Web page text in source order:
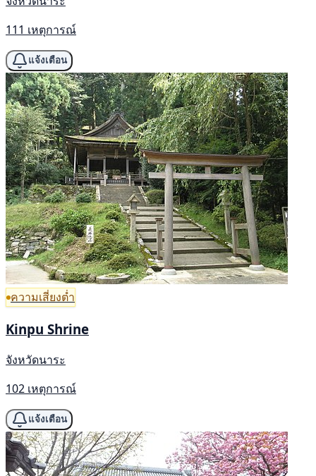
111 เหตุการณ์
แจ้งเตือน
ความเสี่ยงต่ำ
Kinpu Shrine
จังหวัดนาระ
102 เหตุการณ์
แจ้งเตือน